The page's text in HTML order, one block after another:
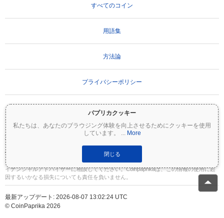
パプリカクッキー
私たちは、あなたのブラウジング体験を向上させるためにクッキーを使用
しています。
... More
閉じる
すべてのコイン
用語集
方法論
プライバシーポリシー
重要な免責事項：
暗号資産は非常にボラティリティが高く、重大なリスクを伴いま
す。投資額の一部または全額を失う可能性があります。Coinpaprikaのすべての情報は
情報提供のみを目的としており、財務または投資のアドバイスを構成するものではあ
りません。投資判断を行う前に、必ずご自身で調査（DYOR）を行い、資格のあるファ
イナンシャルアドバイザーに相談してください。Coinpaprikaは、この情報の使用に起
因するいかなる損失についても責任を負いません。
最新アップデート: 2026-08-07 13:02:24 UTC
© CoinPaprika 2026